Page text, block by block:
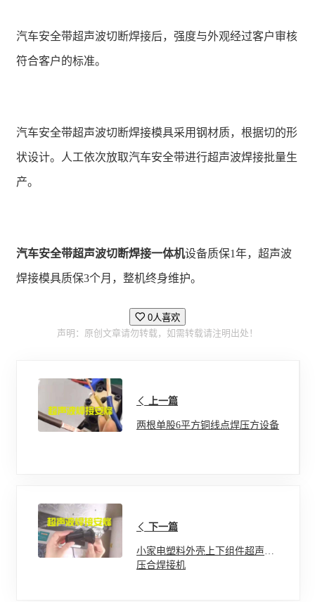
汽车安全带超声波切断焊接后，强度与外观经过客户审核
符合客户的标准。
汽车安全带超声波切断焊接模具采用钢材质，根据切的形
状设计。人工依次放取汽车安全带进行超声波焊接批量生
产。
汽车安全带超声波切断焊接一体机设备质保1年，超声波
焊接模具质保3个月，整机终身维护。
0人喜欢
声明：原创文章请勿转载，如需转载请注明出处！
上一篇
两根单股6平方铜线点焊压方设备
下一篇
小家电塑料外壳上下组件超声波
压合焊接机